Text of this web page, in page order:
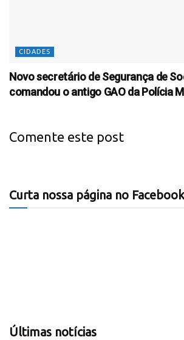
CIDADES
Novo secretário de Segurança de
comandou o antigo GAO da Polícia
Comente este post
Curta nossa página no Facebook
Últimas notícias